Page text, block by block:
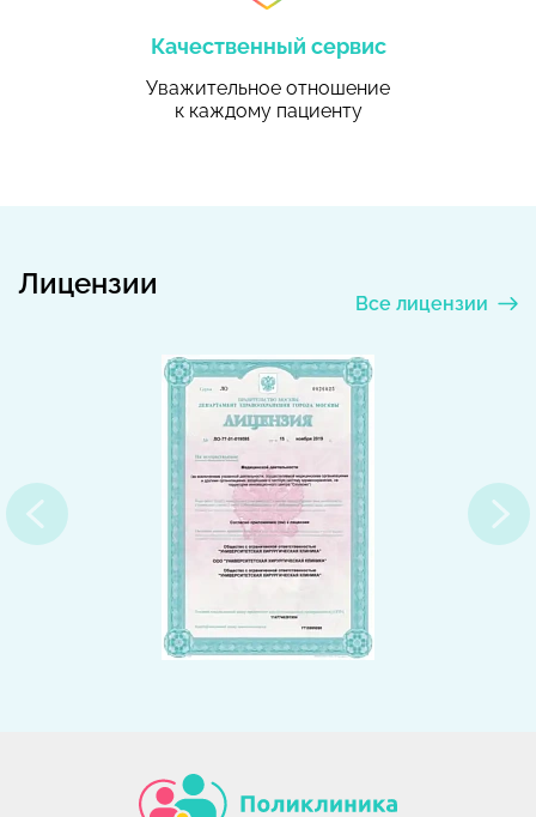
Качественный сервис
Уважительное отношение
к каждому пациенту
Лицензии
Все лицензии